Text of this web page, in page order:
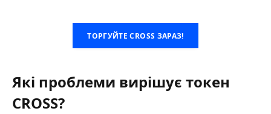
ТОРГУЙТЕ CROSS ЗАРАЗ!
Які проблеми вирішує токен
CROSS?